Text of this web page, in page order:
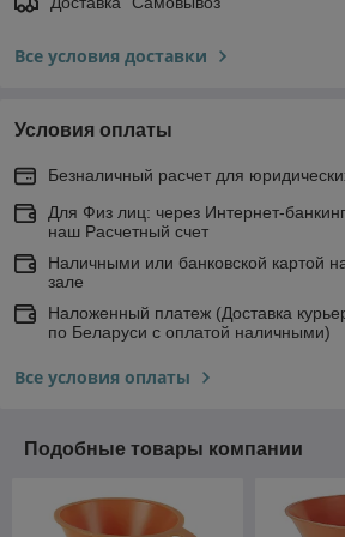
Все условия доставки
Условия оплаты
Безналичный расчет для
Для Физ лиц: через Интернет-
наш Расчетный счет
Наличными или банковской картой
зале
Наложенный платеж (Доставка
по Беларуси с оплатой наличными)
Все условия оплаты
Подобные товары компании